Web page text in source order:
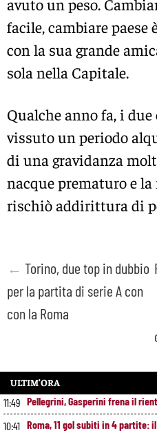
avuto un peso.
facile, cambiare
con la sua grande
sola nella Capitale.
Qualche anno fa, i
vissuto un periodo
di una gravidanza
nacque prematuro e
rischiò addirittura di
Post
navigation
← Torino, due top in dubbio
per la partita di serie A con
con la Roma
ULTIM’ORA
11:49 Pellegrini, Gasperini frena il
10:41 Roma, 11 gol subiti in 4 partite: